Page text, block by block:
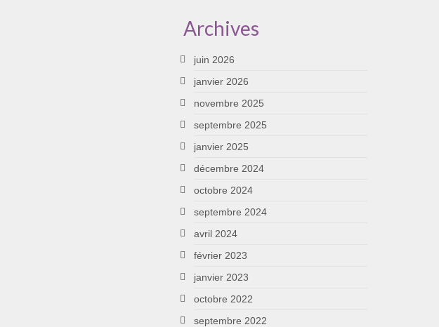
Archives
juin 2026
janvier 2026
novembre 2025
septembre 2025
janvier 2025
décembre 2024
octobre 2024
septembre 2024
avril 2024
février 2023
janvier 2023
octobre 2022
septembre 2022